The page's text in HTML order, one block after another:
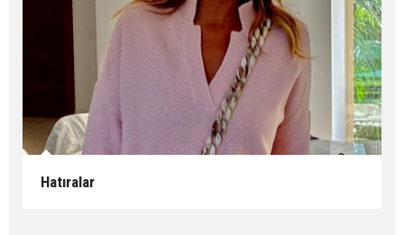
Hatıralar